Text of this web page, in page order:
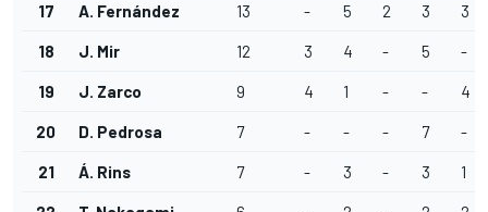
17 A. Fernández 13 - 5 2 3 3
18 J. Mir 12 3 4 - 5 -
19 J. Zarco 9 4 1 - - 4
20 D. Pedrosa 7 - - - 7 -
21 Á. Rins 7 - 3 - 3 1